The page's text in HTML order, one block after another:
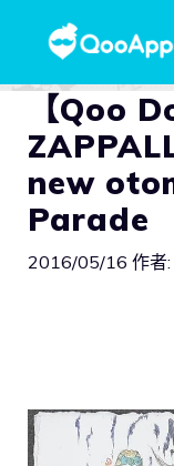
【Qoo
new
Parade
2016/05/16 作者: